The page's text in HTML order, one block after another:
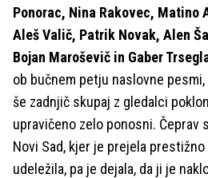
Ponorac, Nina Rakovec, Matino
Aleš Valič, Patrik Novak, Alen
Bojan Maroševič in Gaber
ob bučnem petju naslovne
še zadnjič skupaj z gledalci
upravičeno zelo ponosni. Čeprav
Novi Sad, kjer je prejela prestižno
udeležila, pa je dejala, da ji je